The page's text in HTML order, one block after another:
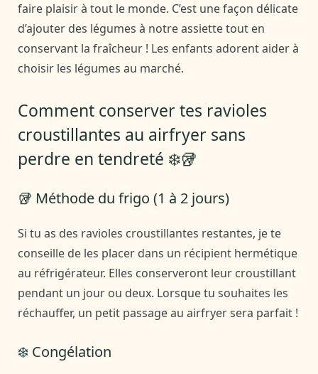
faire plaisir à tout le monde. C’est une façon délicate
d’ajouter des légumes à notre assiette tout en
conservant la fraîcheur ! Les enfants adorent aider à
choisir les légumes au marché.
Comment conserver tes ravioles
croustillantes au airfryer sans
perdre en tendreté ❄️🥡
🥡 Méthode du frigo (1 à 2 jours)
Si tu as des ravioles croustillantes restantes, je te
conseille de les placer dans un récipient hermétique
au réfrigérateur. Elles conserveront leur croustillant
pendant un jour ou deux. Lorsque tu souhaites les
réchauffer, un petit passage au airfryer sera parfait !
❄️ Congélation